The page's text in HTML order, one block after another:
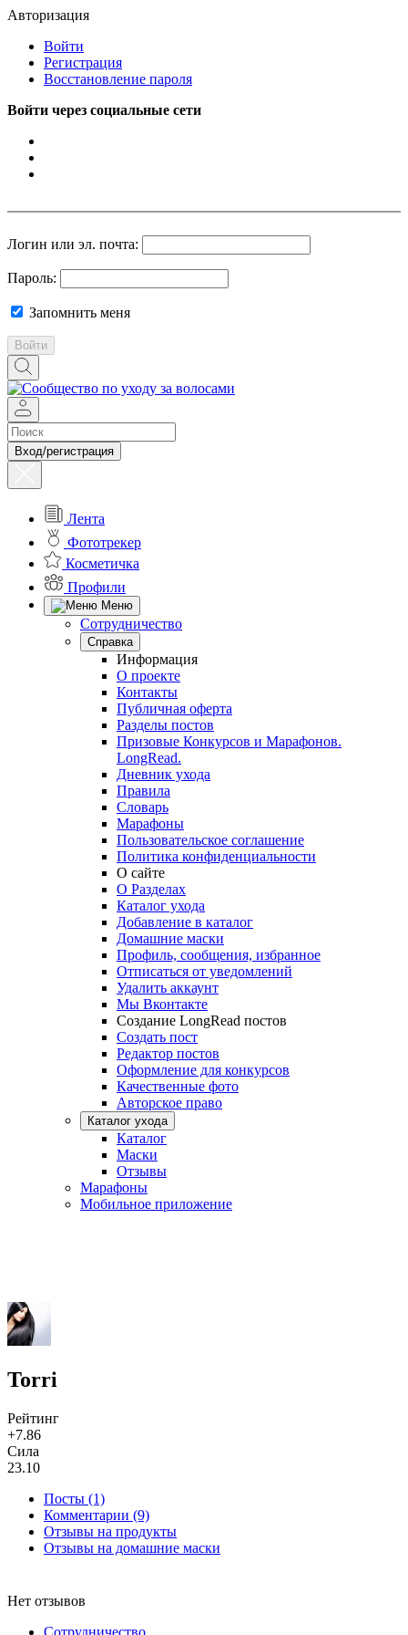
Авторизация
Войти
Регистрация
Восстановление пароля
Войти через социальные сети
Логин или эл. почта:
Пароль:
Запомнить меня
Войти
Вход/регистрация
Лента
Фототрекер
Косметичка
Профили
Меню
Сотрудничество
Справка
Информация
О проекте
Контакты
Публичная оферта
Разделы постов
Призовые Конкурсов и Марафонов.
LongRead.
Дневник ухода
Правила
Словарь
Марафоны
Пользовательское соглашение
Политика конфиденциальности
О сайте
О Разделах
Каталог ухода
Добавление в каталог
Домашние маски
Профиль, сообщения, избранное
Отписаться от уведомлений
Удалить аккаунт
Мы Вконтакте
Создание LongRead постов
Создать пост
Редактор постов
Оформление для конкурсов
Качественные фото
Авторское право
Каталог ухода
Каталог
Маски
Отзывы
Марафоны
Мобильное приложение
Torri
Рейтинг
+7.86
Сила
23.10
Посты (1)
Комментарии (9)
Отзывы на продукты
Отзывы на домашние маски
Нет отзывов
Сотрудничество